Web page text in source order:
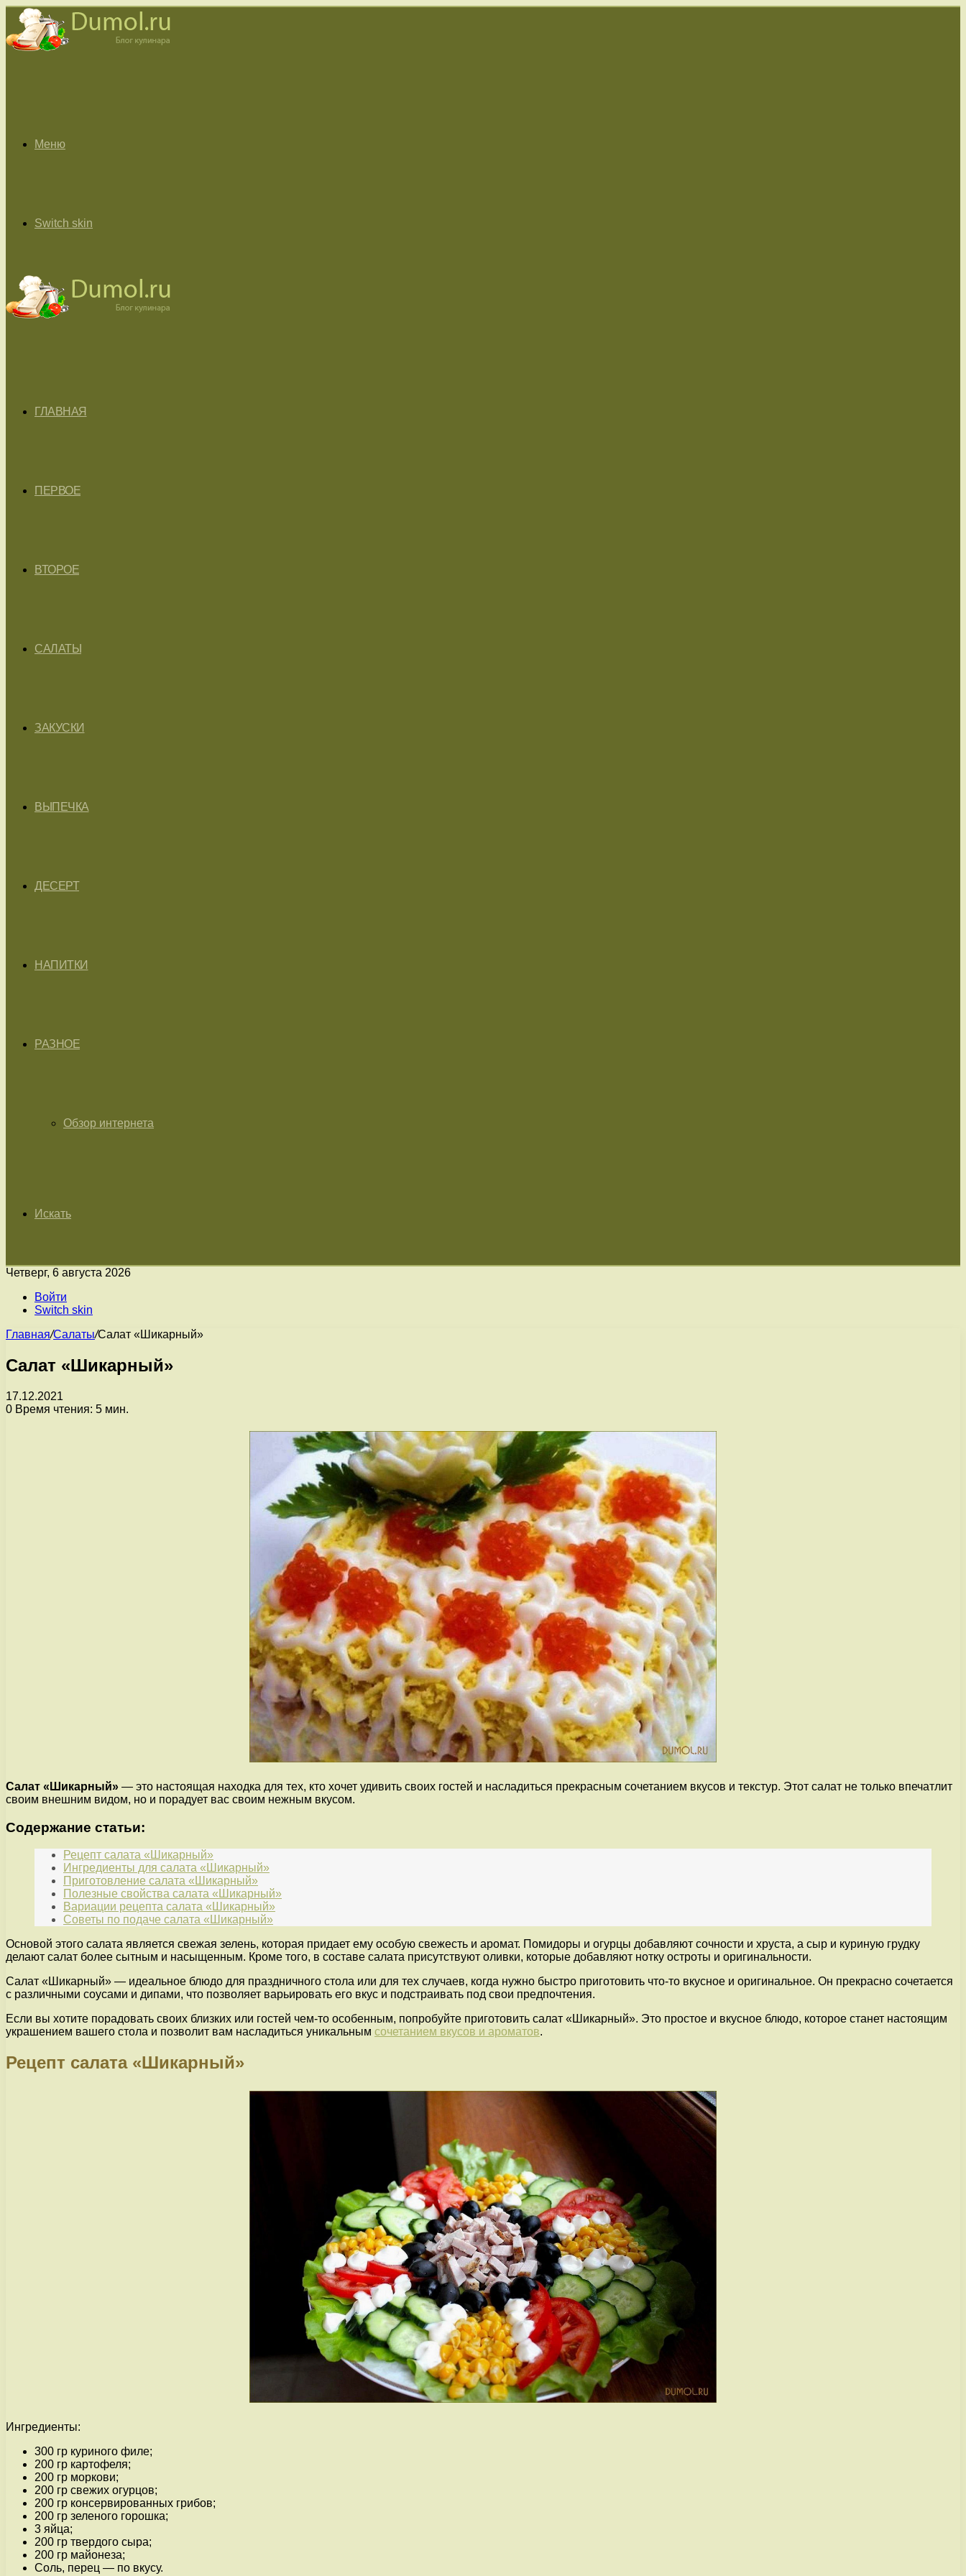
Меню
Switch skin
ГЛАВНАЯ
ПЕРВОЕ
ВТОРОЕ
САЛАТЫ
ЗАКУСКИ
ВЫПЕЧКА
ДЕСЕРТ
НАПИТКИ
РАЗНОЕ
Обзор интернета
Искать
Четверг, 6 августа 2026
Войти
Switch skin
Главная/Салаты/Салат «Шикарный»
Салат «Шикарный»
17.12.2021
0 Время чтения: 5 мин.
Салат «Шикарный» — это настоящая находка для тех, кто хочет удивить своих гостей и насладиться прекрасным сочетанием вкусов и текстур. Этот салат не только впечатлит
своим внешним видом, но и порадует вас своим нежным вкусом.
Содержание статьи:
Рецепт салата «Шикарный»
Ингредиенты для салата «Шикарный»
Приготовление салата «Шикарный»
Полезные свойства салата «Шикарный»
Вариации рецепта салата «Шикарный»
Советы по подаче салата «Шикарный»
Основой этого салата является свежая зелень, которая придает ему особую свежесть и аромат. Помидоры и огурцы добавляют сочности и хруста, а сыр и куриную грудку
делают салат более сытным и насыщенным. Кроме того, в составе салата присутствуют оливки, которые добавляют нотку остроты и оригинальности.
Салат «Шикарный» — идеальное блюдо для праздничного стола или для тех случаев, когда нужно быстро приготовить что-то вкусное и оригинальное. Он прекрасно сочетается
с различными соусами и дипами, что позволяет варьировать его вкус и подстраивать под свои предпочтения.
Если вы хотите порадовать своих близких или гостей чем-то особенным, попробуйте приготовить салат «Шикарный». Это простое и вкусное блюдо, которое станет настоящим
украшением вашего стола и позволит вам насладиться уникальным сочетанием вкусов и ароматов.
Рецепт салата «Шикарный»
Ингредиенты:
300 гр куриного филе;
200 гр картофеля;
200 гр моркови;
200 гр свежих огурцов;
200 гр консервированных грибов;
200 гр зеленого горошка;
3 яйца;
200 гр твердого сыра;
200 гр майонеза;
Соль, перец — по вкусу.